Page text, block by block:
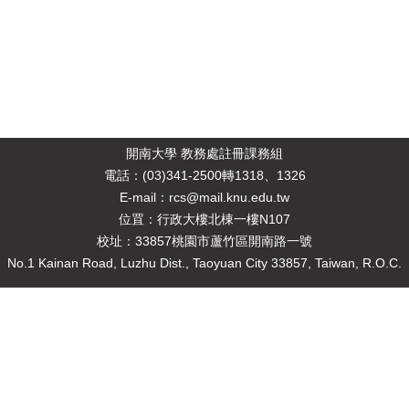
開南大學 教務處註冊課務組
電話：(03)341-2500轉1318、1326
E-mail：rcs@mail.knu.edu.tw
位罝：行政大樓北棟一樓N107
校址：33857桃園市蘆竹區開南路一號
No.1 Kainan Road, Luzhu Dist., Taoyuan City 33857, Taiwan, R.O.C.